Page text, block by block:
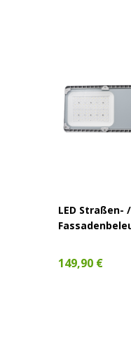
LED Straßen- /
149,90 €